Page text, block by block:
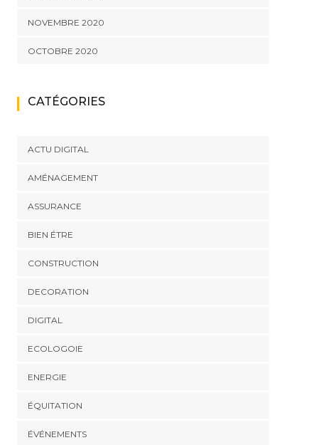
NOVEMBRE 2020
OCTOBRE 2020
CATÉGORIES
ACTU DIGITAL
AMÉNAGEMENT
ASSURANCE
BIEN ÉTRE
CONSTRUCTION
DECORATION
DIGITAL
ECOLOGOIE
ENERGIE
ÉQUITATION
ÉVÉNEMENTS